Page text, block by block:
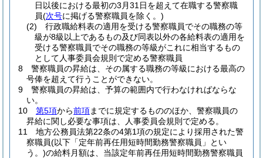
日以後における最初の3月31日を超えて在職する警察職
員(次号に掲げる警察職員を除く。)
(2)
行政職給料表の適用を受ける警察職員でその職務の等
級が8級以上であるもの及び同表以外の各給料表の適用を
受ける警察職員でその職務の等級がこれに相当するもの
として人事委員会規則で定める警察職員
8
警察職員の昇給は、その属する職務の等級における最高の
号俸を超えて行うことができない。
9
警察職員の昇給は、予算の範囲内で行わなければならな
い。
10
第5項から前項までに規定するもののほか、警察職員の
昇給に関し必要な事項は、人事委員会規則で定める。
11
地方公務員法第22条の4第1項の規定により採用された警
察職員(以下「定年前再任用短時間勤務警察職員」とい
う。)の給料月額は、当該定年前再任用短時間勤務警察職員